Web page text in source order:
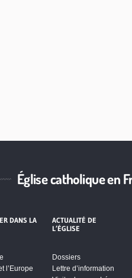
Église catholique en
DANS LA
l’Europe
ACTUALITÉ DE
L’ÉGLISE
Dossiers
Lettre d’information